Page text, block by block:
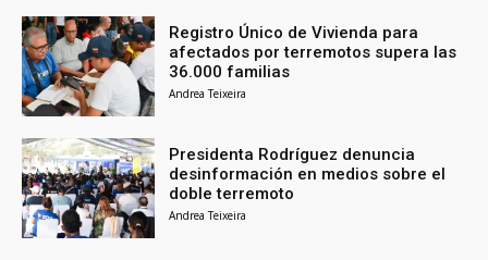
Registro Único de Vivienda para
afectados por terremotos supera las
36.000 familias
Andrea Teixeira
Presidenta Rodríguez denuncia
desinformación en medios sobre el
doble terremoto
Andrea Teixeira